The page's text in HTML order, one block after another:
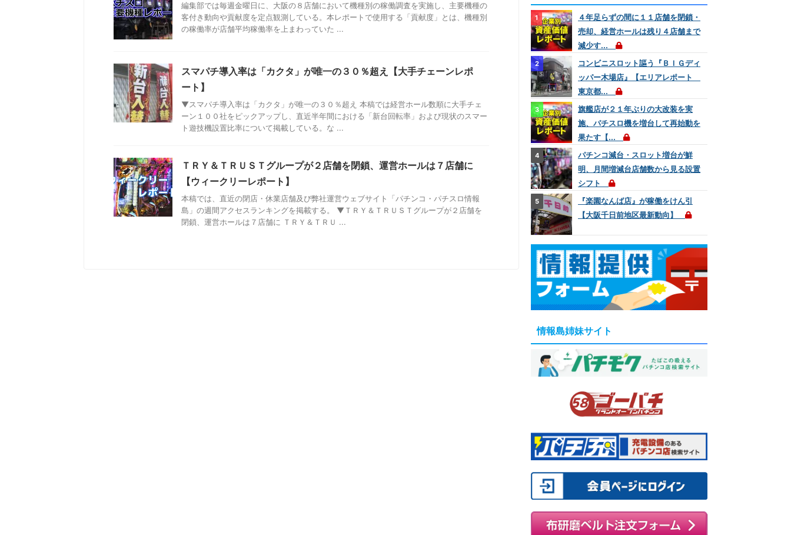
編集部では毎週金曜日に、大阪の８店舗において機種別の稼働調査を実施し、主要機種の
客付き動向や貢献度を定点観測している。本レポートで使用する「貢献度」とは、機種別
の稼働率が店舗平均稼働率を上まわっていた ...
スマパチ導入率は「カクタ」が唯一の３０％超え【大手チェーンレポ
ート】
▼スマパチ導入率は「カクタ」が唯一の３０％超え 本稿では経営ホール数順に大手チェ
ーン１００社をピックアップし、直近半年間における「新台回転率」および現状のスマー
ト遊技機設置比率について掲載している。な ...
ＴＲＹ＆ＴＲＵＳＴグループが２店舗を閉鎖、運営ホールは７店舗に
【ウィークリーレポート】
本稿では、直近の閉店・休業店舗及び弊社運営ウェブサイト「パチンコ・パチスロ情報
島」の週間アクセスランキングを掲載する。 ▼ＴＲＹ＆ＴＲＵＳＴグループが２店舗を
閉鎖、運営ホールは７店舗に ＴＲＹ＆ＴＲＵ ...
４年足らずの間に１１店舗を閉鎖・
売却、経営ホールは残り４店舗まで
減少す...
コンビニスロット謳う『ＢＩＧディ
ッパー木場店』【エリアレポート
東京都...
旗艦店が２１年ぶりの大改装を実
施、パチスロ機を増台して再始動を
果たす【...
パチンコ減台・スロット増台が鮮
明、月間増減台店舗数から見る設置
シフト
『楽園なんば店』が稼働をけん引
【大阪千日前地区最新動向】
情報島姉妹サイト